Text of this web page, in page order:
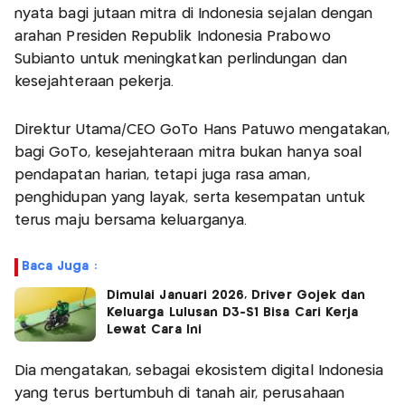
nyata bagi jutaan mitra di Indonesia sejalan dengan
arahan Presiden Republik Indonesia Prabowo
Subianto untuk meningkatkan perlindungan dan
kesejahteraan pekerja.
Direktur Utama/CEO GoTo Hans Patuwo mengatakan,
bagi GoTo, kesejahteraan mitra bukan hanya soal
pendapatan harian, tetapi juga rasa aman,
penghidupan yang layak, serta kesempatan untuk
terus maju bersama keluarganya.
Baca Juga :
Dimulai Januari 2026, Driver Gojek dan
Keluarga Lulusan D3-S1 Bisa Cari Kerja
Lewat Cara Ini
Dia mengatakan, sebagai ekosistem digital Indonesia
yang terus bertumbuh di tanah air, perusahaan